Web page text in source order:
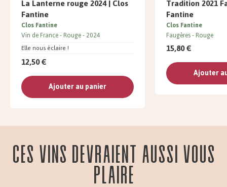
La Lanterne rouge 2024 | Clos
Fantine
Elle nous éclaire !
Clos Fantine
Vin de France Rouge 2024
12,50 €
Ajouter au panier
Tradition 2021
Fantine
Clos Fantine
Faugères Rouge
15,80 €
Ajouter
Ces vins devraient aussi vous
plaire